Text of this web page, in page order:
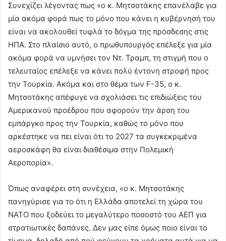
Συνεχίζει λέγοντας πως «ο κ. Μητσοτάκης επανέλαβε για
μία ακόμα φορά πως το μόνο που κάνει η κυβέρνησή του
είναι να ακολουθεί τυφλά το δόγμα της πρόσδεσης στις
ΗΠΑ. Στο πλαίσιο αυτό, ο πρωθυπουργός επέλεξε για μία
ακόμα φορά να υμνήσει τον Ντ. Τραμπ, τη στιγμή που ο
τελευταίος επέλεξε να κάνει πολύ έντονη στροφή προς
την Τουρκία. Ακόμα και στο θέμα των F-35, ο κ.
Μητσοτάκης απέφυγε να σχολιάσει τις επιδιώξεις του
Αμερικανού προέδρου που αφορούν την άρση του
εμπάργκο προς την Τουρκία, καθώς το μόνο που
αρκέστηκε να πει είναι ότι το 2027 τα συγκεκριμένα
αεροσκάφη θα είναι διαθέσιμα στην Πολεμική
Αεροπορία».
Όπως αναφέρει στη συνέχεια, «ο κ. Μητσοτάκης
πανηγύρισε για το ότι η Ελλάδα αποτελεί τη χώρα του
ΝΑΤΟ που ξοδεύει το μεγαλύτερο ποσοστό του ΑΕΠ για
στρατιωτικές δαπάνες. Δεν μας είπε όμως ποιο είναι το